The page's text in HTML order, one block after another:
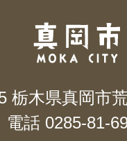
栃木県真岡市
電話 0285-81-